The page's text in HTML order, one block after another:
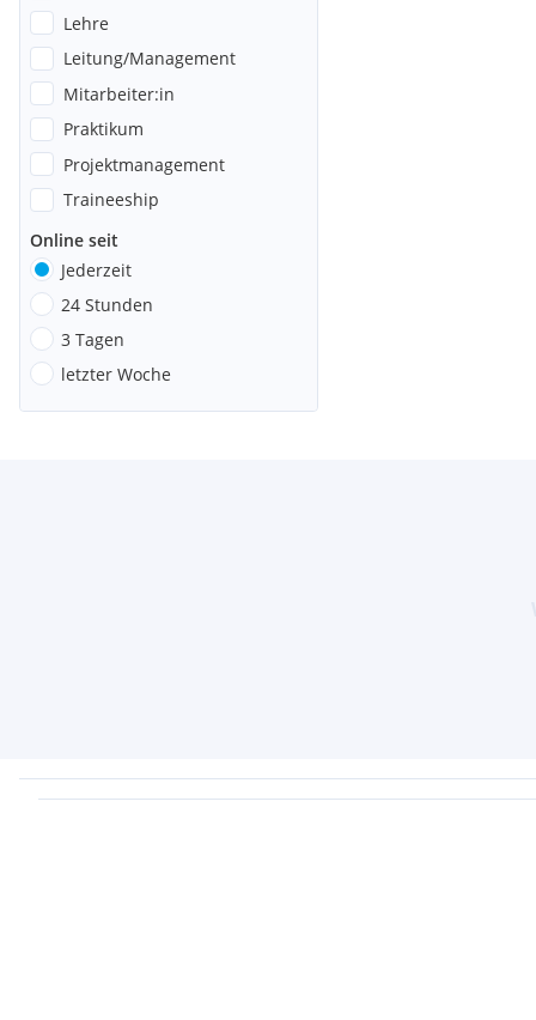
Lehre
Leitung/Management
Mitarbeiter:in
Praktikum
Projektmanagement
Traineeship
Online seit
Jederzeit
24 Stunden
3 Tagen
letzter Woche